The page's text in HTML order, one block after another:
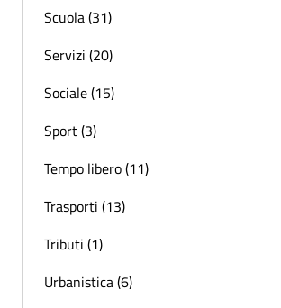
Scuola (31)
Servizi (20)
Sociale (15)
Sport (3)
Tempo libero (11)
Trasporti (13)
Tributi (1)
Urbanistica (6)